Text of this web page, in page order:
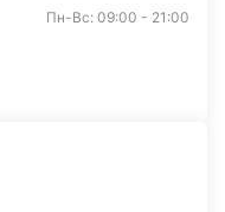
Пн-Вс: 09:00 - 21:00